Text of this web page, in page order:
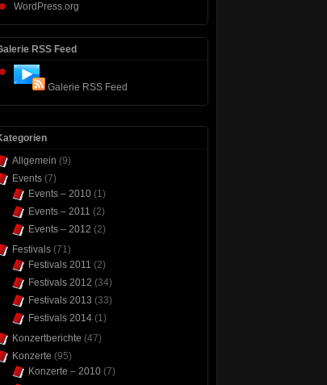
WordPress.org
RSS Feed
Galerie RSS Feed
Allgemein (9)
Events (7)
Events – 2010 (1)
Events – 2011 (2)
Events – 2012 (2)
Festivals (71)
Festivals 2011 (2)
Festivals 2012 (34)
Festivals 2013 (33)
Festivals 2014 (1)
Konzertberichte (47)
Konzerte (95)
Konzerte – 2010 (7)